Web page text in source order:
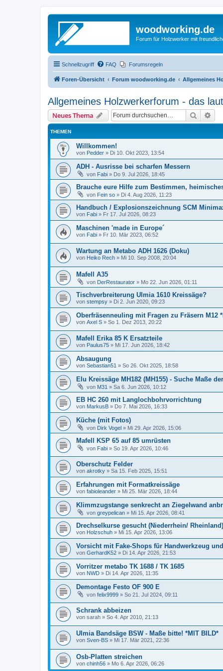
woodworking.de
Forum für Holzwerker mit
Schnellzugriff FAQ Forumsregeln
Foren-Übersicht Forum woodworking.de Allgemeines
Allgemeines Holzwerkerforum - das
Neues Thema Suche
THEMEN
Willkommen!
von Pedder » Di 10. Okt 2023, 13:54
ADH - Ausrisse bei scharfen Messern
von Fabi » Do 9. Jul 2026, 18:45
Brauche eure Hilfe zum Bestimmen,
von Fein so » Di 4. Aug 2026, 11:23
Handbuch / Explosionszeichnung SCM
von Fabi » Fr 17. Jul 2026, 08:23
Maschinen 'made in Europe´
von Fabi » Fr 10. Mär 2023, 06:52
Wartung an Metabo ADH 1626 (Doku)
von Heiko Rech » Mi 10. Sep 2008, 20:04
Mafell A35
von DerRestaurator » Mo 22. Jun 2026, 01:11
Tischverbreiterung Ulmia 1610 Kreissäge?
von stempsy » Di 2. Jun 2020, 09:23
Oberfräsenneuling mit Fragen zu Fräsern M12
von Axel S » So 1. Dez 2013, 20:22
Mafell Erika 85 K Ersatzteile
von Paulus75 » Mi 17. Jun 2026, 18:42
Absaugung
von Sebastian51 » So 26. Okt 2025, 18:58
Elu Kreissäge MH182 (MH155) - Suche Maße
von M31 » Sa 6. Jun 2026, 10:12
EB HC 260 mit Langlochbohrvorrichtung
von MarkusB » Do 7. Mai 2026, 16:33
Küche (mit Fotos)
von Dirk Vogel » Mi 29. Apr 2026, 15:06
Mafell KSP 65 auf 85 umrüsten
von Fabi » So 19. Apr 2026, 10:46
Oberschutz Felder
von akrotky » Sa 15. Feb 2025, 15:51
Erfahrungen mit Formatkreissäge
von fabioleander » Mi 25. Mär 2026, 18:44
Klimmzugstange senkrecht an Ziegelwand
von greypelican » Mi 15. Apr 2026, 08:41
Drechselkurse gesucht (Niederrhein/ Rheinland)
von Holzschuh » Mi 15. Apr 2026, 13:06
Vorsicht mit Fake-Shops für Handwerkzeug
von GerhardK52 » Di 14. Apr 2026, 21:53
Vorritzer metabo TK 1688 / TK 1685
von NWD » Di 14. Apr 2026, 11:35
Demontage Festo OF 900 E
von felix9999 » So 21. Jul 2024, 09:11
Schrank abbeizen
von sarah » So 4. Apr 2010, 21:13
Ulmia Bandsäge BSW - Maße bitte! *MIT BILD*
von Sven-BS » Mi 17. Mär 2021, 22:36
Osb-Platten streichen
von chinh56 » Mo 6. Apr 2026, 06:26